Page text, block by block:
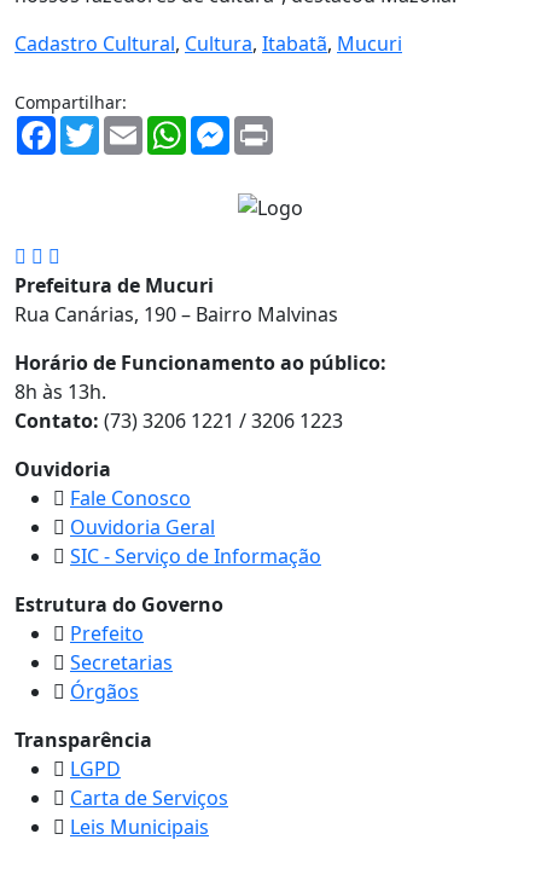
Cadastro Cultural, Cultura, Itabatã, Mucuri
Compartilhar:
Facebook
TwitterEmailWhatsAppMessenger
Prefeitura de Mucuri
Rua Canárias, 190 – Bairro Malvinas
Horário de Funcionamento ao público:
8h às 13h.
Contato: (73) 3206 1221 / 3206 1223
Ouvidoria
Fale Conosco
Ouvidoria Geral
SIC - Serviço de Informação
Estrutura do Governo
Prefeito
Secretarias
Órgãos
Transparência
LGPD
Carta de Serviços
Leis Municipais